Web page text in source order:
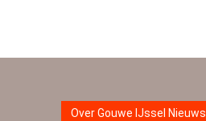
Over Gouwe IJssel Nieuws